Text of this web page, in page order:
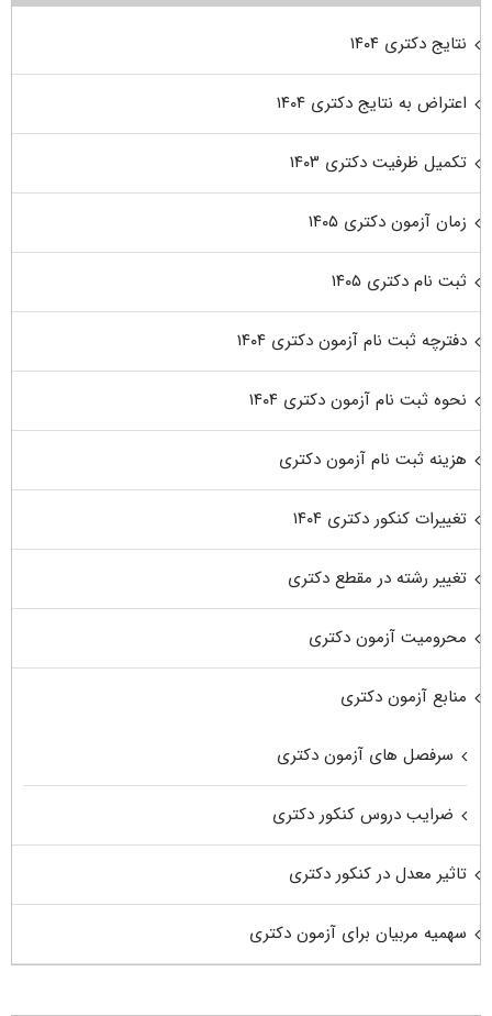
نتایج دکتری ۱۴۰۴
اعتراض به نتایج دکتری ۱۴۰۴
تکمیل ظرفیت دکتری ۱۴۰۳
زمان آزمون دکتری ۱۴۰۵
ثبت نام دکتری ۱۴۰۵
دفترچه ثبت نام آزمون دکتری ۱۴۰۴
نحوه ثبت نام آزمون دکتری ۱۴۰۴
هزینه ثبت نام آزمون دکتری
تغییرات کنکور دکتری ۱۴۰۴
تغییر رشته در مقطع دکتری
محرومیت آزمون دکتری
منابع آزمون دکتری
سرفصل های آزمون دکتری
ضرایب دروس کنکور دکتری
تاثیر معدل در کنکور دکتری
سهمیه مربیان برای آزمون دکتری